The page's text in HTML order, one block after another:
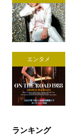
エンタメ
ランキング